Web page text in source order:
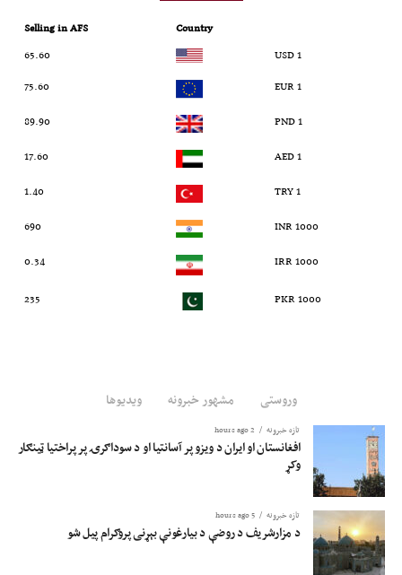
Country
Selling in AFS
1 USD
65.60
1 EUR
75.60
1 PND
89.90
1 AED
17.60
1 TRY
1.40
1000 INR
690
1000 IRR
0.34
1000 PKR
235
وروستی مشهور خبرونه ویدیوها
تازه خبرونه 2 hours ago
افغانستان او ایران د ویزو پر آسانتیا او د سوداګرۍ پر پراختیا ټینګار
وکړ
تازه خبرونه 5 hours ago
د مزارشریف د روضې د بیارغونې بېړنی پروګرام پیل شو